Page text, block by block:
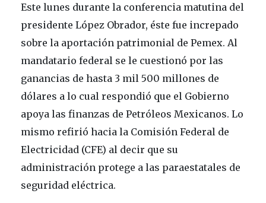
Este lunes durante la conferencia matutina del
presidente López Obrador, éste fue increpado
sobre la aportación patrimonial de Pemex. Al
mandatario federal se le cuestionó por las
ganancias de hasta 3 mil 500 millones de
dólares a lo cual respondió que el Gobierno
apoya las finanzas de Petróleos Mexicanos. Lo
mismo refirió hacia la Comisión Federal de
Electricidad (CFE) al decir que su
administración protege a las paraestatales de
seguridad eléctrica.